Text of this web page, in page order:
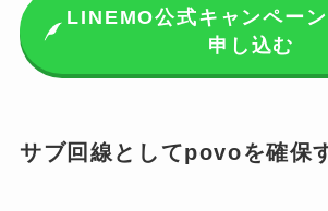
LINEMO公式キャンペー
申し込む
サブ回線としてpovoを確保